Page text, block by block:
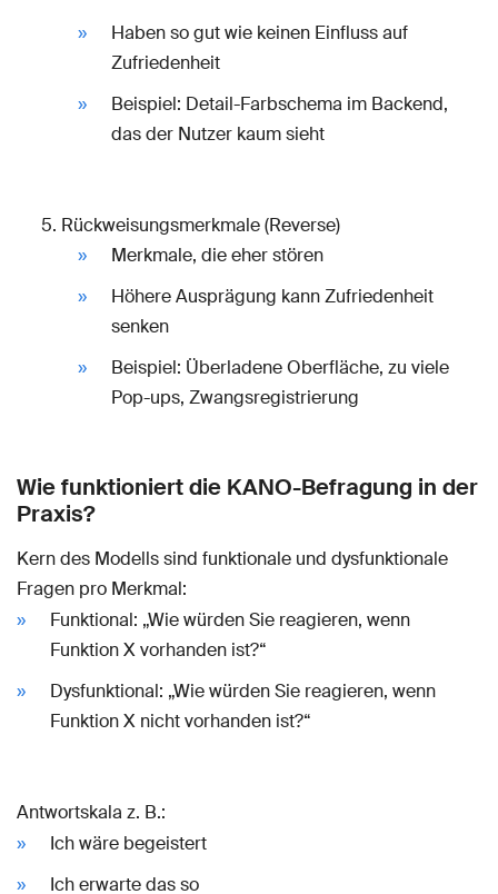
Haben so gut wie keinen Einfluss auf
Zufriedenheit
Beispiel: Detail-Farbschema im Backend,
das der Nutzer kaum sieht
Rückweisungsmerkmale (Reverse)
Merkmale, die eher stören
Höhere Ausprägung kann Zufriedenheit
senken
Beispiel: Überladene Oberfläche, zu viele
Pop-ups, Zwangsregistrierung
Wie funktioniert die KANO-Befragung in der
Praxis?
Kern des Modells sind funktionale und dysfunktionale
Fragen pro Merkmal:
Funktional: „Wie würden Sie reagieren, wenn
Funktion X vorhanden ist?“
Dysfunktional: „Wie würden Sie reagieren, wenn
Funktion X nicht vorhanden ist?“
Antwortskala z. B.:
Ich wäre begeistert
Ich erwarte das so